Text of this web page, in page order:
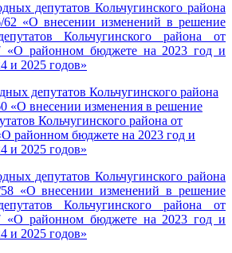
депутатов Кольчугинского района
«О внесении изменений в решение
Кольчугинского района от
«О районном бюджете на 2023 год и
и 2025 годов»
депутатов Кольчугинского района
«О внесении изменения в решение
Кольчугинского района от
районном бюджете на 2023 год и
и 2025 годов»
депутатов Кольчугинского района
«О внесении изменений в решение
Кольчугинского района от
«О районном бюджете на 2023 год и
и 2025 годов»